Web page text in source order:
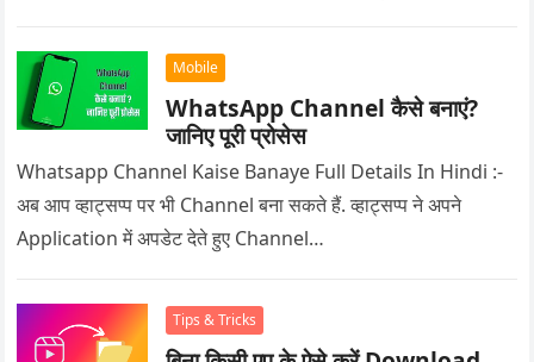
Mobile
WhatsApp Channel कैसे बनाएं?
जानिए पूरी प्रोसेस
Whatsapp Channel Kaise Banaye Full Details In Hindi :-
अब आप व्हाट्सप्प पर भी Channel बना सकते हैं. व्हाट्सप्प ने अपने
Application में अपडेट देते हुए Channel…
Tips & Tricks